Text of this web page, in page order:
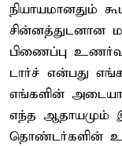
நியாயமானதும்
சின்னத்துடனான
பிணைப்பு
டார்ச் என்பது
எங்களின்
எந்த ஆதாயமும்
தொண்டர்களின்